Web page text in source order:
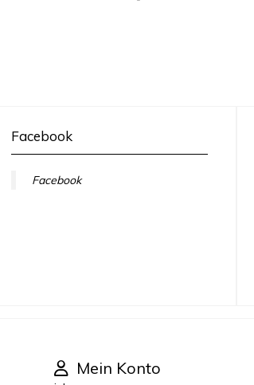
Facebook
Facebook
Mein Konto